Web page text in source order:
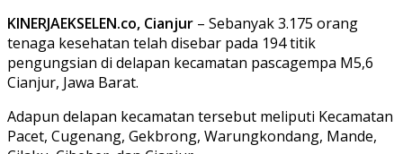
KINERJAEKSELEN.co, Cianjur – Sebanyak 3.175 orang
tenaga kesehatan telah disebar pada 194 titik
pengungsian di delapan kecamatan pascagempa M5,6
Cianjur, Jawa Barat.
Adapun delapan kecamatan tersebut meliputi Kecamatan
Pacet, Cugenang, Gekbrong, Warungkondang, Mande,